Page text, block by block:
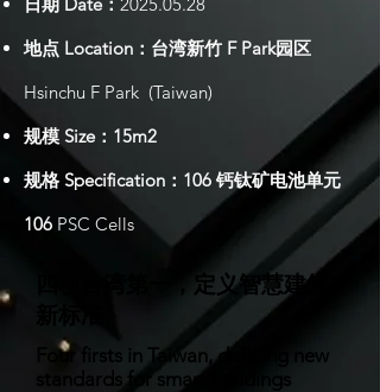
地点 Location：台湾新竹 F Park园区
Hsinchu F Park (Taiwan)
规模 Size：15m2
规格 Specification：106 钙钛矿电池单元
106 PSC Cells
四项台湾第一，定义智慧建筑
Four firsts in Taiwan, defining new
standards for smart buildings